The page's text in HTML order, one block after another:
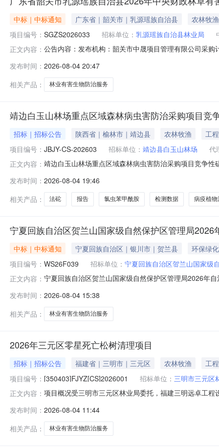
中标｜中标通知 广东省｜韶关市｜乳源瑶族自治县
农林牧渔
项目编号： SGZS2026033 招标单位： 乳源瑶族自治县林业局
正文内容： 公告内容：发布机构：韶关市中晟项目管理有限公司采
合同包1(广东省韶关市乳源瑶族自治县2026年中央财政
发布时间： 2026-08-04 20:47
相关产品：
林业有害生物防治服务
靖边白玉山林场重点区域森林病虫害防治采购项目竞
招标｜招标公告 陕西省｜榆林市｜靖边县 农林牧渔
工程
项目编号： JBJY-CS-202603 招标单位： 靖边县白玉山林场
代
正文内容： 靖边白玉山林场重点区域森林病虫害防治采购项目竞争
边白玉山林场重点区域森林病虫害防治采购项目采购方
金额：
发布时间： 2026-08-04 19:46
相关产品：
法砣 报告 氯虫苯甲酰胺 检测数据 病疫植物
宁夏回族自治区贺兰山国家级自然保护区管理局
中标｜中标通知 宁夏回族自治区｜银川市｜贺兰县
环保绿化
项目编号： WS26F039 招标单位： 宁夏回族自治区贺兰山国家级
正文内容： 宁夏回族自治区贺兰山国家级自然保护区管理局2026年
标（成交）金额(元)宁夏浩满建设工程有限公司银川市
发布时间： 2026-08-04 15:38
相关产品：
林业有害生物防治服务
2026年三元区零星死亡松树清理项目
招标｜招标公告 福建省｜三明市｜三元区 农林牧渔
工程
项目编号： [350403]FJYZ[CS]2026001 招标单位： 三明市三元区
正文内容： 项目概况受三明市三元区林业局委托，福建三明远卓工
采购文件，并于2026年08月17日09时00分00秒（北京
发布时间： 2026-08-04 11:44
相关产品：
林业有害生物防治服务